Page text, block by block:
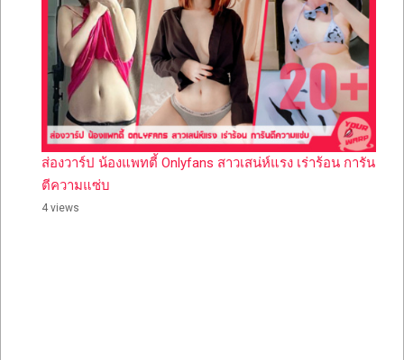
ส่องวาร์ป น้องแพทตี้ Onlyfans สาวเสน่ห์แรง เร่าร้อน การัน
ตีความแซ่บ
4 views